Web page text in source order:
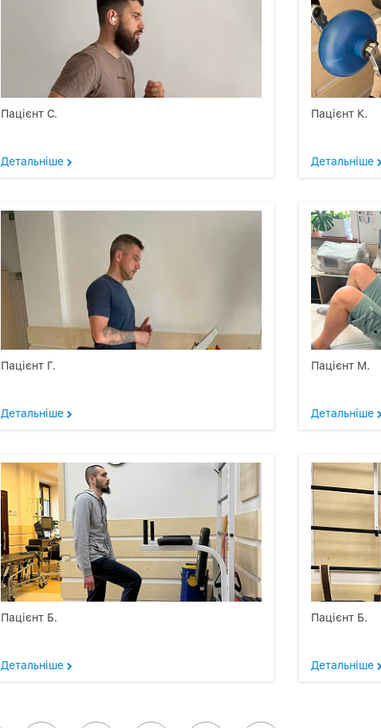
Пацієнт С.
Детальніше
Пацієнт К.
Детальніше
Пацієнт Г.
Детальніше
Пацієнт М.
Детальніше
Пацієнт Б.
Детальніше
Пацієнт Б.
Детальніше